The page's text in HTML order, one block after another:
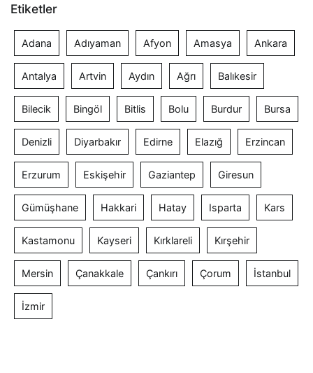
Etiketler
Adana Adıyaman Afyon Amasya Ankara
Antalya Artvin Aydın Ağrı Balıkesir
Bilecik Bingöl Bitlis Bolu Burdur Bursa
Denizli Diyarbakır Edirne Elazığ Erzincan
Erzurum Eskişehir Gaziantep Giresun
Gümüşhane Hakkari Hatay Isparta Kars
Kastamonu Kayseri Kırklareli Kırşehir
Mersin Çanakkale Çankırı Çorum İstanbul
İzmir